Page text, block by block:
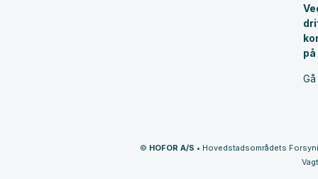
© HOFOR A/S • Hovedstadsområdets